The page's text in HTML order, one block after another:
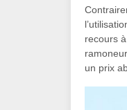
recours
un prix